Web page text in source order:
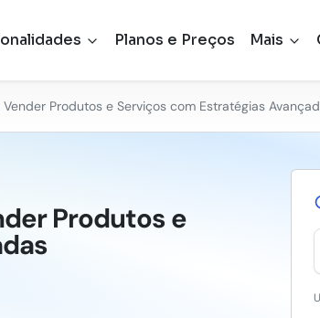
Planos e Preços Mais
Produtos e Serviços com Estratégias
Produtos e